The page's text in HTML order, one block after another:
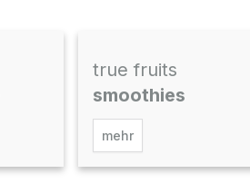
true fruits
smoothies
mehr